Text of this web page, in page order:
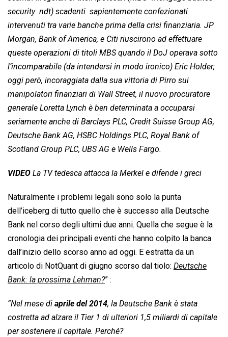
security  ndt) scadenti  sapientemente confezionati 
intervenuti tra varie banche prima della crisi finanziaria. JP
Morgan, Bank of America, e Citi riuscirono ad effettuare
queste operazioni di titoli MBS quando il DoJ operava sotto
l’incomparabile (da intendersi in modo ironico) Eric Holder;
oggi però, incoraggiata dalla sua vittoria di Pirro sui
manipolatori finanziari di Wall Street, il nuovo procuratore
generale Loretta Lynch è ben determinata a occuparsi
seriamente anche di Barclays PLC, Credit Suisse Group AG,
Deutsche Bank AG, HSBC Holdings PLC, Royal Bank of
Scotland Group PLC, UBS AG e Wells Fargo.
VIDEO La TV tedesca attacca la Merkel e difende i greci
Naturalmente i problemi legali sono solo la punta
dell’iceberg di tutto quello che è successo alla Deutsche
Bank nel corso degli ultimi due anni. Quella che segue è la
cronologia dei principali eventi che hanno colpito la banca
dall’inizio dello scorso anno ad oggi. E estratta da un
articolo di NotQuant di giugno scorso dal tiolo:  Deutsche
Bank: la prossima Lehman?” :
“Nel mese di aprile del 2014, la Deutsche Bank è stata
costretta ad alzare il Tier 1 di ulteriori 1,5 miliardi di capitale
per sostenere il capitale. Perché?